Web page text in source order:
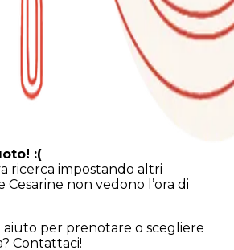
:(
ricerca impostando altri
Cesarine non vedono l’ora di
aiuto per prenotare o scegliere
Contattaci!